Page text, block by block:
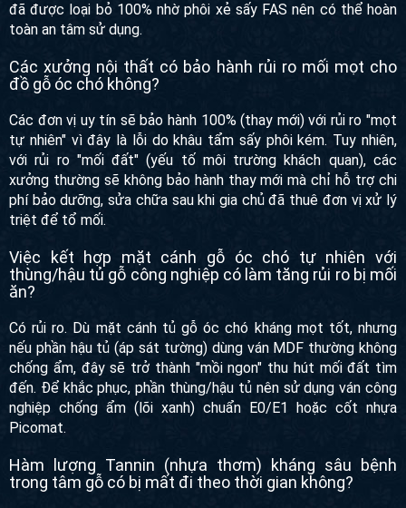
đã được loại bỏ 100% nhờ phôi xẻ sấy FAS nên có thể hoàn
toàn an tâm sử dụng.
Các xưởng nội thất có bảo hành rủi ro mối mọt cho
đồ gỗ óc chó không?
Các đơn vị uy tín sẽ bảo hành 100% (thay mới) với rủi ro "mọt
tự nhiên" vì đây là lỗi do khâu tẩm sấy phôi kém. Tuy nhiên,
với rủi ro "mối đất" (yếu tố môi trường khách quan), các
xưởng thường sẽ không bảo hành thay mới mà chỉ hỗ trợ chi
phí bảo dưỡng, sửa chữa sau khi gia chủ đã thuê đơn vị xử lý
triệt để tổ mối.
Việc kết hợp mặt cánh gỗ óc chó tự nhiên với
thùng/hậu tủ gỗ công nghiệp có làm tăng rủi ro bị mối
ăn?
Có rủi ro. Dù mặt cánh tủ gỗ óc chó kháng mọt tốt, nhưng
nếu phần hậu tủ (áp sát tường) dùng ván MDF thường không
chống ẩm, đây sẽ trở thành "mồi ngon" thu hút mối đất tìm
đến. Để khắc phục, phần thùng/hậu tủ nên sử dụng ván công
nghiệp chống ẩm (lõi xanh) chuẩn E0/E1 hoặc cốt nhựa
Picomat.
Hàm lượng Tannin (nhựa thơm) kháng sâu bệnh
trong tâm gỗ có bị mất đi theo thời gian không?